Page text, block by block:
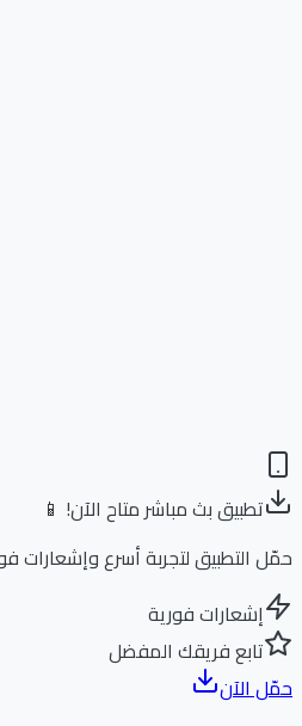
تطبيق بث مباشر متاح الآن! 📱
التطبيق لتجربة أسرع وإشعارات فورية
إشعارات فورية
تابع فريقك المفضل
الآن